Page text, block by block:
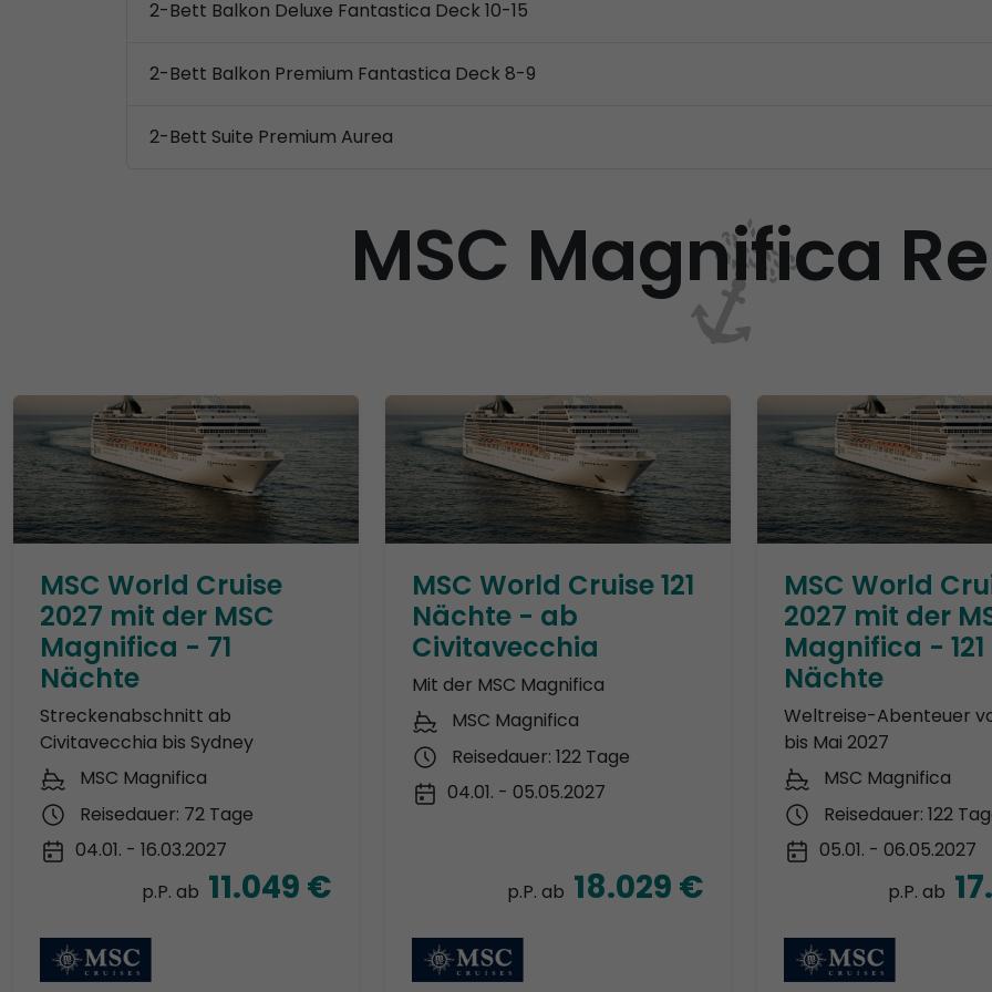
2-Bett Balkon Deluxe Fantastica Deck 10-15
2-Bett Balkon Premium Fantastica Deck 8-9
2-Bett Suite Premium Aurea
MSC Magnifica
MSC World Cruise
2027 mit der MSC
Magnifica - 71
Nächte
Streckenabschnitt ab
Civitavecchia bis Sydney
MSC Magnifica
Reisedauer: 72 Tage
04.01. - 16.03.2027
p.P. ab 11.049 €
MSC World Cruise 121
Nächte - ab
Civitavecchia
Mit der MSC Magnifica
MSC Magnifica
Reisedauer: 122 Tage
04.01. - 05.05.2027
p.P. ab 18.029 €
MSC World
2027 mit der
Magnifica - 121
Nächte
Weltreise-Abenteuer
bis Mai 2027
MSC Magnifica
Reisedauer: 122
05.01. - 06.05.2027
p.P. ab